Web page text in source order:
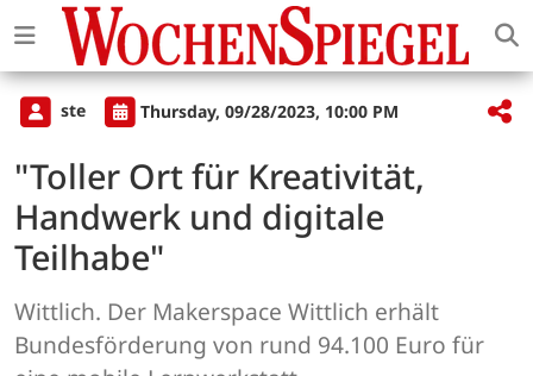
ste Thursday, 09/28/2023, 10:00 PM
"Toller Ort für Kreativität,
Handwerk und digitale
Teilhabe"
Wittlich. Der Makerspace Wittlich erhält
Bundesförderung von rund 94.100 Euro für